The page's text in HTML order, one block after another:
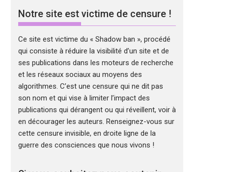
Notre site est victime de censure !
Ce site est victime du « Shadow ban », procédé
qui consiste à réduire la visibilité d’un site et de
ses publications dans les moteurs de recherche
et les réseaux sociaux au moyens des
algorithmes. C’est une censure qui ne dit pas
son nom et qui vise à limiter l’impact des
publications qui dérangent ou qui réveillent, voir à
en décourager les auteurs. Renseignez-vous sur
cette censure invisible, en droite ligne de la
guerre des consciences que nous vivons !